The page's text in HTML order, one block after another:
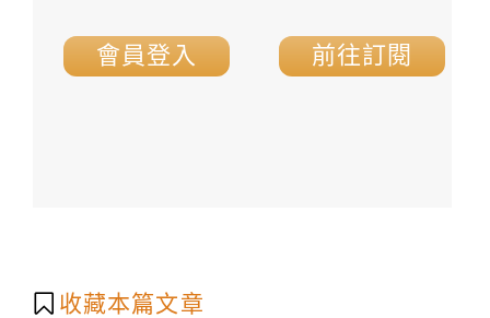
會員登入 前往訂閱
收藏本篇文章